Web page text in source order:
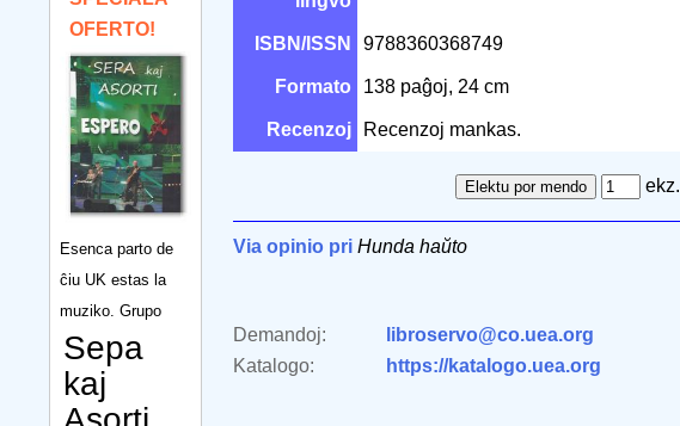
OFERTO!
Esenca parto de
ĉiu UK estas la
muziko. Grupo
Sepa
kaj
ISBN/ISSN 9788360368749
Formato 138 paĝoj, 24 cm
Recenzoj Recenzoj mankas.
ekz.
Via opinio pri Hunda haŭto
Demandoj:
libroservo@co.uea.org
Katalogo:
https://katalogo.uea.org